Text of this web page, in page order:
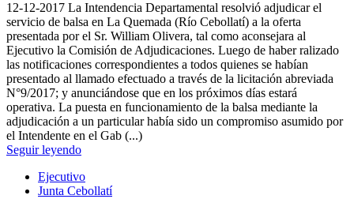
12-12-2017 La Intendencia Departamental resolvió adjudicar el
servicio de balsa en La Quemada (Río Cebollatí) a la oferta
presentada por el Sr. William Olivera, tal como aconsejara al
Ejecutivo la Comisión de Adjudicaciones. Luego de haber ralizado
las notificaciones correspondientes a todos quienes se habían
presentado al llamado efectuado a través de la licitación abreviada
N°9/2017; y anunciándose que en los próximos días estará
operativa. La puesta en funcionamiento de la balsa mediante la
adjudicación a un particular había sido un compromiso asumido por
el Intendente en el Gab (...)
Seguir leyendo
Ejecutivo
Junta Cebollatí